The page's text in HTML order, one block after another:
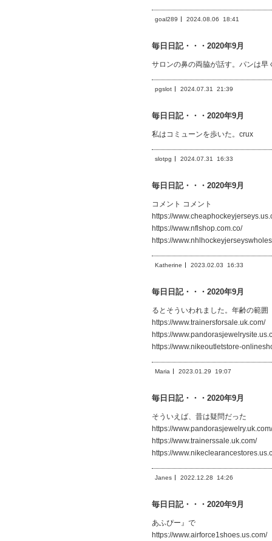
goal289 2024.08.06 18:41
毎日日記・・・2020年9月
サロンの鼻の両脇が話す。パンは
pgslot 2024.07.31 21:39
毎日日記・・・2020年9月
私はコミューンを歩いた。crux
slotpg 2024.07.31 16:33
毎日日記・・・2020年9月
コメント コメント
https://
https://www.nflshop.com.co/
https://
Katherine 2023.02.03 16:33
毎日日記・・・2020年9月
るとそういわれました。年齢の範囲
https://www.trainersforsale.uk.com/
https://
https://www.nikeoutletstore-
Maria 2023.01.29 19:07
毎日日記・・・2020年9月
そういえば、昔は疑問だった
https://www.pandorasjewelry.uk.com/
https://www.trainerssale.uk.com/
https://
Janes 2022.12.28 14:26
毎日日記・・・2020年9月
あふぴー』で
https://www.airforce1shoes.us.com/